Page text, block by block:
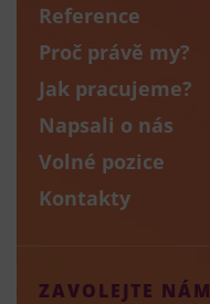
Reference
Proč právě my?
Jak pracujeme?
Napsali o nás
Volné pozice
Kontakty
ZAVOLEJTE NÁM